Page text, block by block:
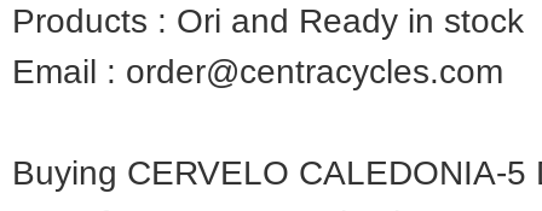
Products : Ori and Ready in stock
Email : order@centracycles.com
Buying CERVELO CALEDONIA-